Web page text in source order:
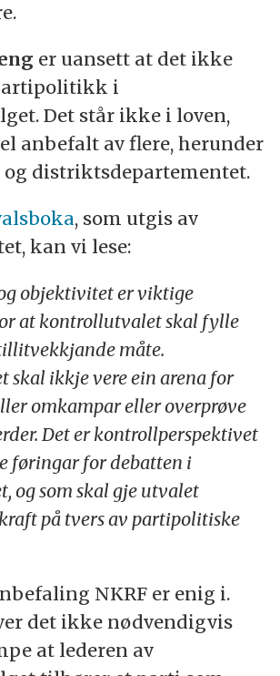
er uansett at det ikke
i
Det står ikke i loven,
anbefalt av flere, herunder
distriktsdepartementet.
, som utgis av
kan vi lese:
objektivitet er viktige
at kontrollutvalet skal fylle
måte.
skal ikkje vere ein arena for
omkampar eller overprøve
Det er kontrollperspektivet
føringar for debatten i
og som skal gje utvalet
på tvers av partipolitiske
NKRF er enig i.
det ikke nødvendigvis
at lederen av